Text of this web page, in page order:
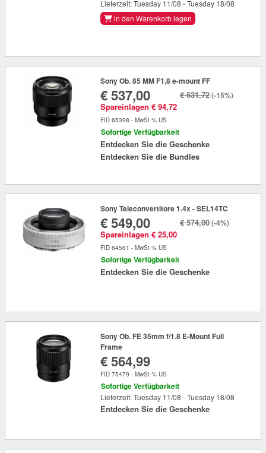
Lieferzeit: Tuesday 11/08 - Tuesday 18/08
in den Warenkorb legen
Sony Ob. 85 MM F1,8 e-mount FF
€ 537,00
Spareinlagen € 94,72
€ 631,72(-15%)
FID 65398 - MwSt % US
Sofortige Verfügbarkeit
Entdecken Sie die Geschenke
Entdecken Sie die Bundles
Sony Teleconvertitore 1.4x - SEL14TC
€ 549,00
Spareinlagen € 25,00
€ 574,00(-4%)
FID 64561 - MwSt % US
Sofortige Verfügbarkeit
Entdecken Sie die Geschenke
Sony Ob. FE 35mm f/1.8 E-Mount Full
Frame
€ 564,99
FID 75479 - MwSt % US
Sofortige Verfügbarkeit
Lieferzeit: Tuesday 11/08 - Tuesday 18/08
Entdecken Sie die Geschenke